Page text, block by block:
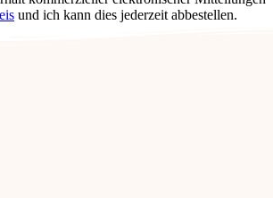
und ich kann dies jederzeit abbestellen.